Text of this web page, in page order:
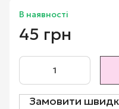
В наявності
45 грн
Замовити